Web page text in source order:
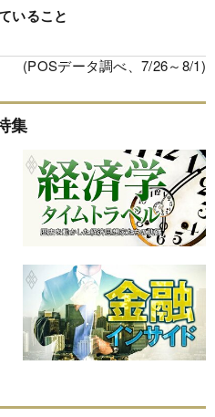
いること
(POSデータ調べ、7/26～8/1)
集